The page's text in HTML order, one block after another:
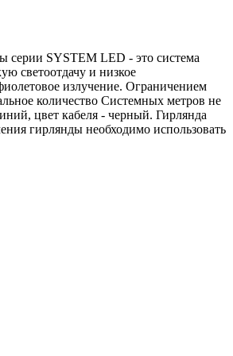
серии SYSTEM LED - это система
светоотдачу и низкое
излучение. Ограничением
количество Системных метров не
цвет кабеля - черный. Гирлянда
гирлянды необходимо использовать